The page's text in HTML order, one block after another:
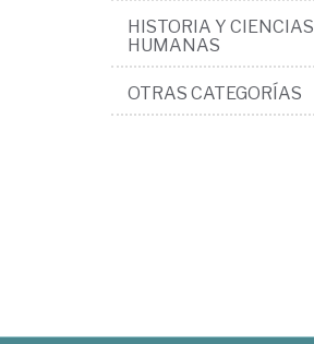
HISTORIA Y CIENCIAS
HUMANAS
OTRAS CATEGORÍAS